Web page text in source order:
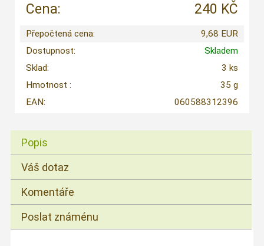
Cena: 240 KČ
Přepočtená cena:
9,68 EUR
Dostupnost:
Skladem
Sklad:
3 ks
Hmotnost :
35 g
EAN:
060588312396
Popis
Váš dotaz
Komentáře
Poslat známénu